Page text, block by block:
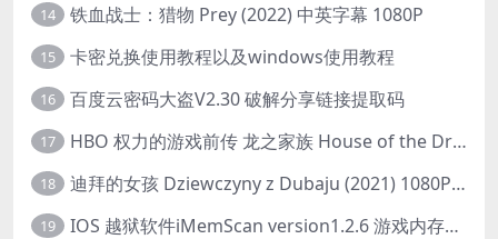
14 铁血战士：猎物 Prey (2022) 中英字幕 1080P
15 卡密兑换使用教程以及windows使用教程
16 百度云密码大盗V2.30 破解分享链接提取码
17 HBO 权力的游戏前传 龙之家族 House of the Dragon (2022) 中字 1080P 更新4集
18 迪拜的女孩 Dziewczyny z Dubaju (2021) 1080P 中字
19 IOS 越狱软件iMemScan version1.2.6 游戏内存修改器